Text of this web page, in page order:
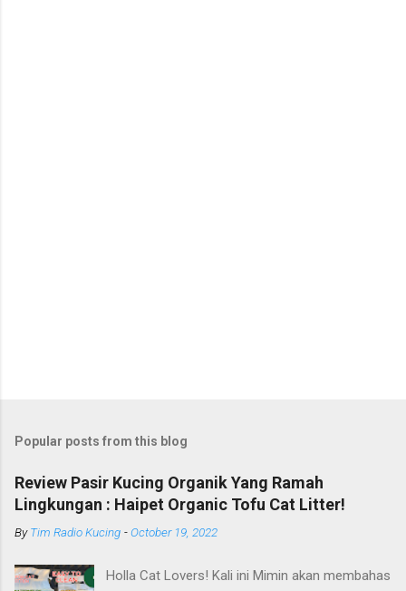
Popular posts from this blog
Review Pasir Kucing Organik Yang Ramah
Lingkungan : Haipet Organic Tofu Cat Litter!
ByTim Radio Kucing -October 19, 2022
Holla Cat Lovers! Kali ini Mimin akan membahas